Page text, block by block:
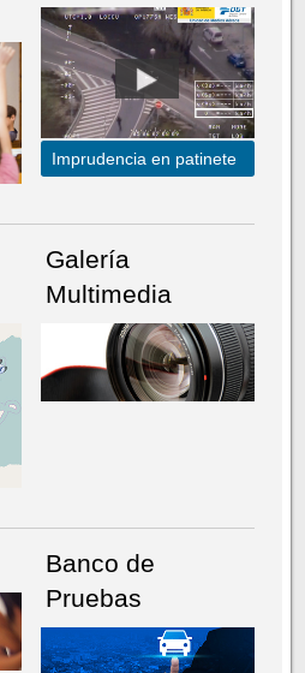
Imprudencia en patinete
Galería
Multimedia
Banco de
Pruebas